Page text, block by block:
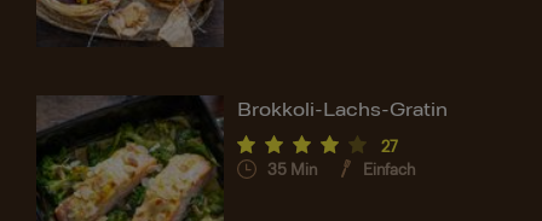
Brokkoli-Lachs-Gratin
27
35 Min Einfach